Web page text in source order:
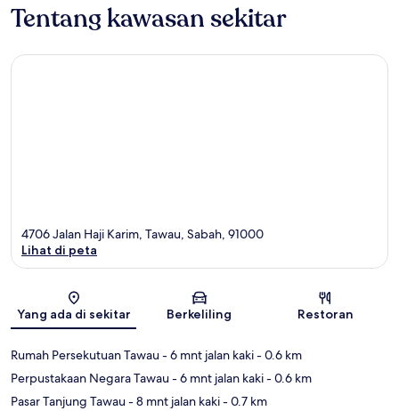
Tentang kawasan sekitar
Peta
4706 Jalan Haji Karim, Tawau, Sabah, 91000
Lihat di peta
Yang ada di sekitar Berkeliling Restoran
Rumah Persekutuan Tawau- 6 mnt jalan kaki- 0.6 km
Perpustakaan Negara Tawau- 6 mnt jalan kaki- 0.6 km
Pasar Tanjung Tawau- 8 mnt jalan kaki- 0.7 km